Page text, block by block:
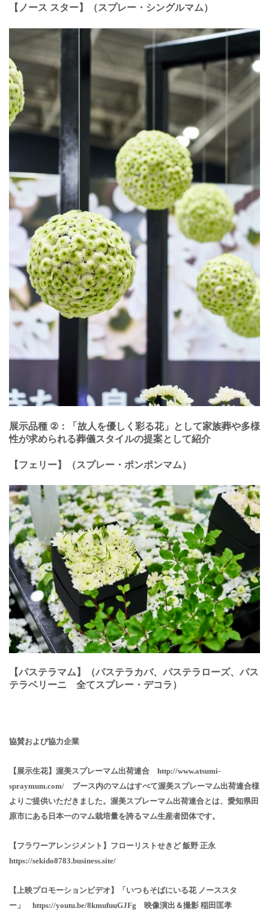
【ノース スター】（スプレー・シングルマム）
展⽰品種 ② ：「故⼈を優しく彩る花」として家族葬や多様
性が求められる葬儀スタイルの提案として紹介
【フェリー】（スプレー・ポンポンマム）
【パステラマム】（パステラカバ、パステラローズ、パス
テラベリーニ 全てスプレー・デコラ）
協賛および協⼒企業
【展⽰⽣花】渥美スプレーマム出荷連合 http://www.atsumi-
spraymum.com/ ブース内のマムはすべて渥美スプレーマム出荷連合様
よりご提供いただきました。渥美スプレーマム出荷連合とは、愛知県⽥
原市にある⽇本⼀のマム栽培量を誇るマム⽣産者団体です。
【フラワーアレンジメント】フローリストせきど 飯野 正永
https://sekido8783.business.site/
【上映プロモーションビデオ】「いつもそばにいる花 ノーススタ
ー」 https://youtu.be/8kmufuuGJFg 映像演出＆撮影 稲⽥匡孝